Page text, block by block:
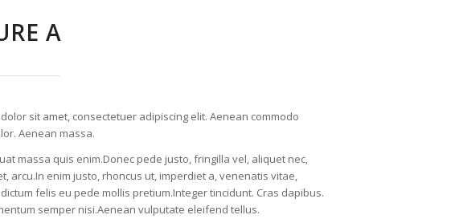
A
sit amet, consectetuer adipiscing elit. Aenean commodo
Aenean massa.
massa quis enim.Donec pede justo, fringilla vel, aliquet nec,
arcu.In enim justo, rhoncus ut, imperdiet a, venenatis vitae,
felis eu pede mollis pretium.Integer tincidunt. Cras dapibus.
semper nisi.Aenean vulputate eleifend tellus.